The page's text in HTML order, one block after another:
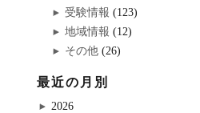
受験情報 (123)
地域情報 (12)
その他 (26)
最近の月別
2026